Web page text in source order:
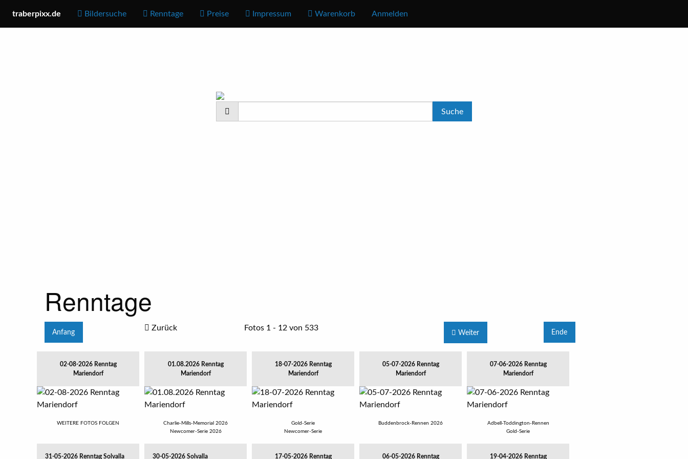
traberpixx.de Bildersuche Renntage Preise Impressum Warenkorb Anmelden
Renntage
Anfang Zurück Fotos 1 - 12 von 533
Weiter Ende
02-08-2026 Renntag
Mariendorf
WEITERE FOTOS FOLGEN
01.08.2026 Renntag
Mariendorf
Charlie-Mills-Memorial 2026
Newcomer-Serie 2026
18-07-2026 Renntag
Mariendorf
Gold-Serie
Newcomer-Serie
05-07-2026 Renntag
Mariendorf
Buddenbrock-Rennen 2026
07-06-2026 Renntag
Mariendorf
Adbell-Toddington-Rennen
Gold-Serie
31-05-2026 Renntag Solvalla 30-05-2026 Solvalla 17-05-2026 Renntag 06-05-2026 Renntag 19-04-2026 Renntag